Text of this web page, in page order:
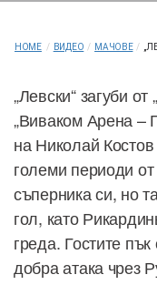
HOME / ВИДЕО / МАЧОВЕ /
„Левски“ загуби
„Виваком Арена –
на Николай
големи периоди
съперника си, но
гол, като
греда. Гостите
добра атака чрез